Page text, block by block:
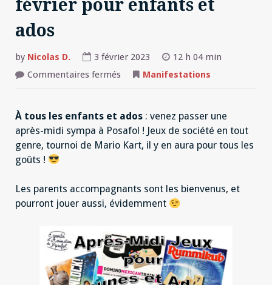
février pour enfants et
ados
by Nicolas D. 3 février 2023
12 h 04 min
Commentaires ferméssur
18
février
pour
enfants
et
Manifestations
À tous les enfants et ados : venez passer une
après-midi sympa à Posafol ! Jeux de société en tout
genre, tournoi de Mario Kart, il y en aura pour tous les
goûts !
Les parents accompagnants sont les bienvenus, et
pourront jouer aussi, évidemment